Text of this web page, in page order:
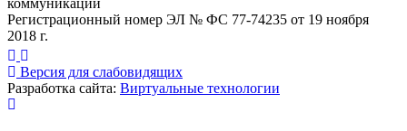
коммуникаций
Регистрационный номер ЭЛ № ФС 77-74235 от 19 ноября
2018 г.
Версия для слабовидящих
Разработка сайта: Виртуальные технологии